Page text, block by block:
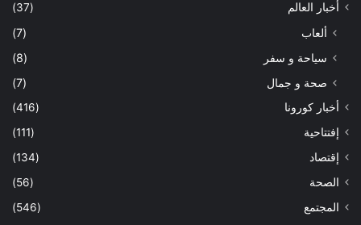
أخبار العالم
(37)
ألعاب
(7)
سياحة و سفر
(8)
صحة و جمال
(7)
أخبار كورونا
(416)
إفتتاحية
(111)
إقتصاد
(134)
الصحة
(56)
المجتمع
(546)